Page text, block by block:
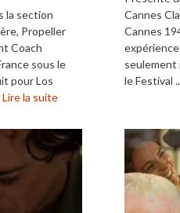
la section
Propeller
Coach
sous le
pour Los
Lire la suite
Cannes
Cannes
expérience
seulement
le Festival